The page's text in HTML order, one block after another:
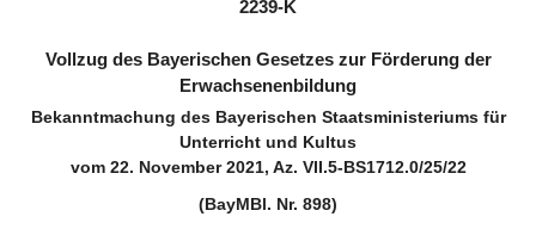
2239-K
Vollzug des Bayerischen Gesetzes zur Förderung der
Erwachsenenbildung
Bekanntmachung des Bayerischen Staatsministeriums für
Unterricht und Kultus
vom 22. November 2021, Az. VII.5-BS1712.0/25/22
(BayMBl. Nr. 898)